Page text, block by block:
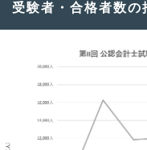
受験者・合格者数の